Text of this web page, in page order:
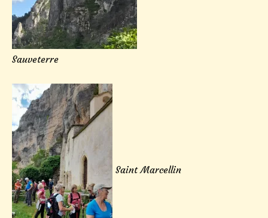
Sauveterre
Saint Marcellin